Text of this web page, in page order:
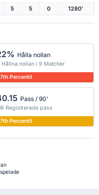
5 5 0 1280'
Hålla nollan
Hållna nollan i 9 Matcher
Percentil
Pass / 90'
Registrerade pass
Percentil